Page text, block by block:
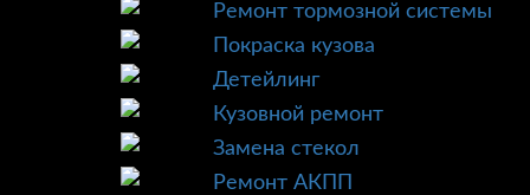
Ремонт тормозной системы
Покраска кузова
Детейлинг
Кузовной ремонт
Замена стекол
Ремонт АКПП